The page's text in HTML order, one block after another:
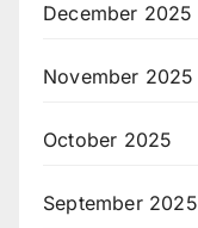
December 2025
November 2025
October 2025
September 2025